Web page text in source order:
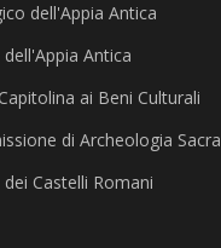
dell'Appia Antica
Antica
ai Beni Culturali
di Archeologia Sacra
Castelli Romani